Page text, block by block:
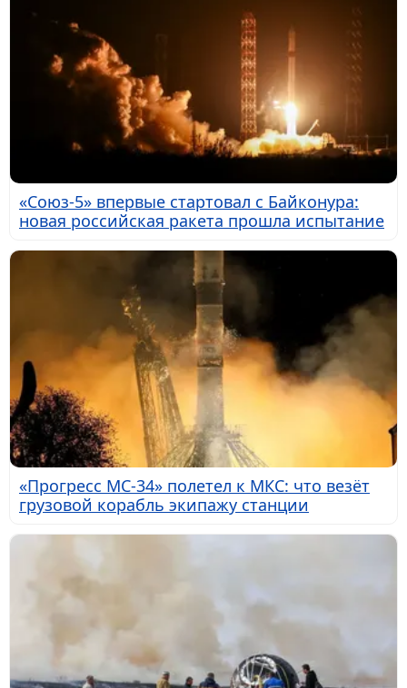
«Союз-5» впервые стартовал с Байконура:
новая российская ракета прошла испытание
«Прогресс МС-34» полетел к МКС: что везёт
грузовой корабль экипажу станции